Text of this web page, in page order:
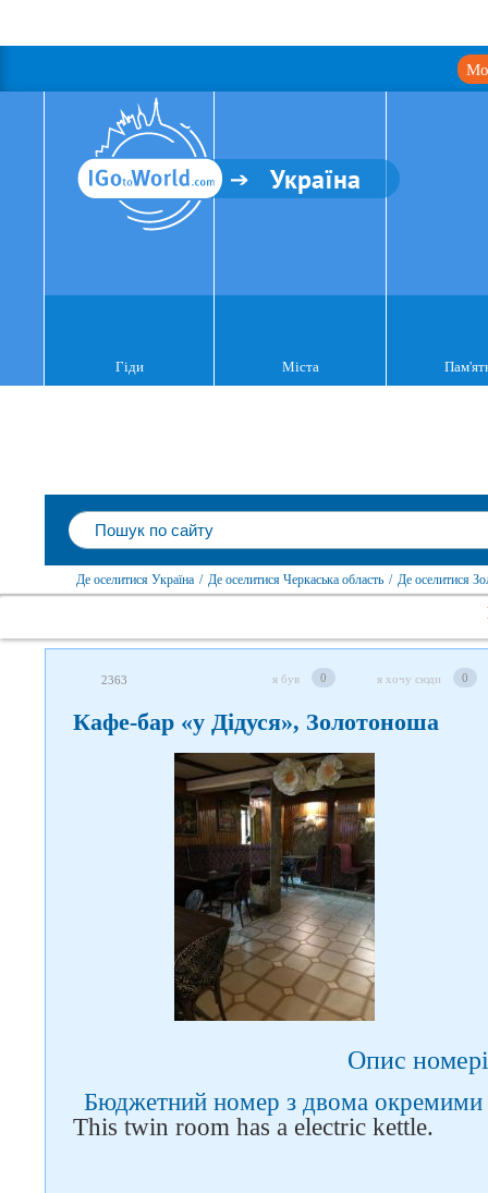
Україна
Гіди Міста
Де оселитися Україна / Де оселитися Черкаська область / Де оселитися
2363 я був 0 я хочу сюди 0
Кафе-бар «у Дідуся», Золотоноша
Опис
Бюджетний номер з двома окремими
This twin room has a electric kettle.
Слідкуйте за нами в
соцмережах